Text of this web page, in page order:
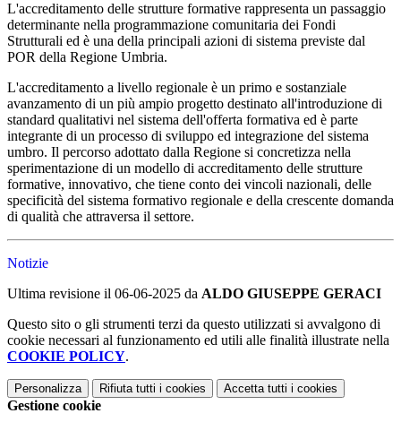
L'accreditamento delle strutture formative rappresenta un passaggio
determinante nella programmazione comunitaria dei Fondi
Strutturali ed è una della principali azioni di sistema previste dal
POR della Regione Umbria.
L'accreditamento a livello regionale è un primo e sostanziale
avanzamento di un più ampio progetto destinato all'introduzione di
standard qualitativi nel sistema dell'offerta formativa ed è parte
integrante di un processo di sviluppo ed integrazione del sistema
umbro. Il percorso adottato dalla Regione si concretizza nella
sperimentazione di un modello di accreditamento delle strutture
formative, innovativo, che tiene conto dei vincoli nazionali, delle
specificità del sistema formativo regionale e della crescente domanda
di qualità che attraversa il settore.
Notizie
Ultima revisione il 06-06-2025 da ALDO GIUSEPPE GERACI
Questo sito o gli strumenti terzi da questo utilizzati si avvalgono di
cookie necessari al funzionamento ed utili alle finalità illustrate nella
COOKIE POLICY.
Personalizza Rifiuta tutti i cookies Accetta tutti i cookies
Gestione cookie